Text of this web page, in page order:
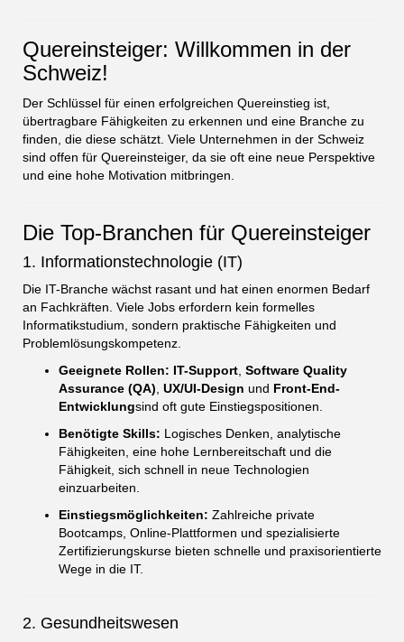
Quereinsteiger: Willkommen in der
Schweiz!
Der Schlüssel für einen erfolgreichen Quereinstieg ist,
übertragbare Fähigkeiten zu erkennen und eine Branche zu
finden, die diese schätzt. Viele Unternehmen in der Schweiz
sind offen für Quereinsteiger, da sie oft eine neue Perspektive
und eine hohe Motivation mitbringen.
Die Top-Branchen für Quereinsteiger
1. Informationstechnologie (IT)
Die IT-Branche wächst rasant und hat einen enormen Bedarf
an Fachkräften. Viele Jobs erfordern kein formelles
Informatikstudium, sondern praktische Fähigkeiten und
Problemlösungskompetenz.
Geeignete Rollen: IT-Support Software Quality
Assurance (QA) UX/UI-Design und Front-End-
Entwicklungsind oft gute Einstiegspositionen.
Benötigte Skills: Logisches Denken, analytische
Fähigkeiten, eine hohe Lernbereitschaft und die
Fähigkeit, sich schnell in neue Technologien
einzuarbeiten.
Einstiegsmöglichkeiten: Zahlreiche private
Bootcamps, Online-Plattformen und spezialisierte
Zertifizierungskurse bieten schnelle und praxisorientierte
Wege in die IT.
2. Gesundheitswesen